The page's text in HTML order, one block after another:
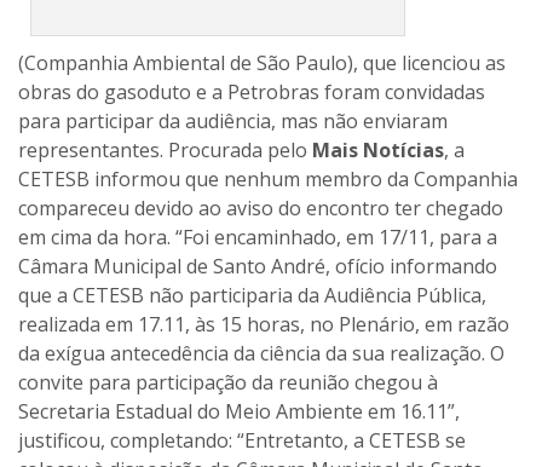
(Companhia Ambiental de São Paulo), que licenciou as
obras do gasoduto e a Petrobras foram convidadas
para participar da audiência, mas não enviaram
representantes. Procurada pelo Mais Notícias, a
CETESB informou que nenhum membro da Companhia
compareceu devido ao aviso do encontro ter chegado
em cima da hora. “Foi encaminhado, em 17/11, para a
Câmara Municipal de Santo André, ofício informando
que a CETESB não participaria da Audiência Pública,
realizada em 17.11, às 15 horas, no Plenário, em razão
da exígua antecedência da ciência da sua realização. O
convite para participação da reunião chegou à
Secretaria Estadual do Meio Ambiente em 16.11”,
justificou, completando: “Entretanto, a CETESB se